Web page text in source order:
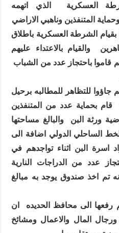
العسكرية
الذي اتهمه
المتنفذين وناهبي الاراضي
الشرطة العسكرية باطلاق
والقيام بالاعتداء عليهم
قاموا باحتجاز عدد من الشباب
جاؤوا للتظاهر للمطالبه برحيل
قام بحماية عدد من المتنفذين
ورثة البن
والبالغ مساحتها
الساحلي الدولي اضافة الى
اسرة البن اثناء تواجدهم في
عدد من الدراجات النارية
تم اخذ صندوق يوجد به مبالغ
الى محافظ الحديده
ان
المال والاعمال ومشائخ